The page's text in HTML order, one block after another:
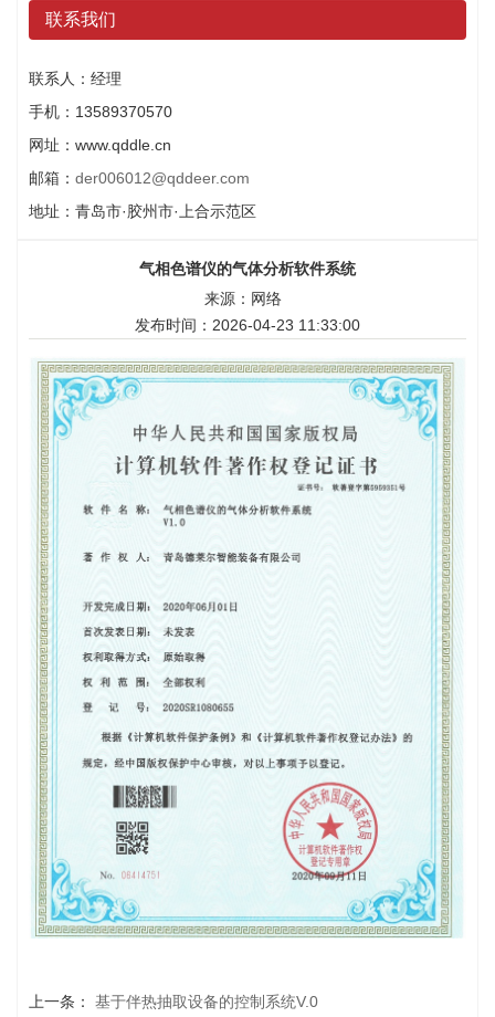
联系我们
联系人：经理
手机：13589370570
网址：www.qddle.cn
邮箱： der006012@qddeer.com
地址：青岛市·胶州市·上合示范区
气相色谱仪的气体分析软件系统
来源：网络
发布时间：2026-04-23 11:33:00
上一条： 基于伴热抽取设备的控制系统V.0